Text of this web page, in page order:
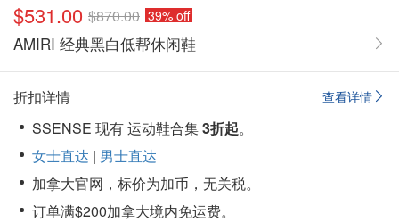
$531.00 $870.00 39% off
AMIRI 经典黑白低帮休闲鞋
查看详情
折扣详情
SSENSE 现有 运动鞋合集3折起。
女士直达 | 男士直达
加拿大官网，标价为加币，无关税。
订单满$200加拿大境内免运费。